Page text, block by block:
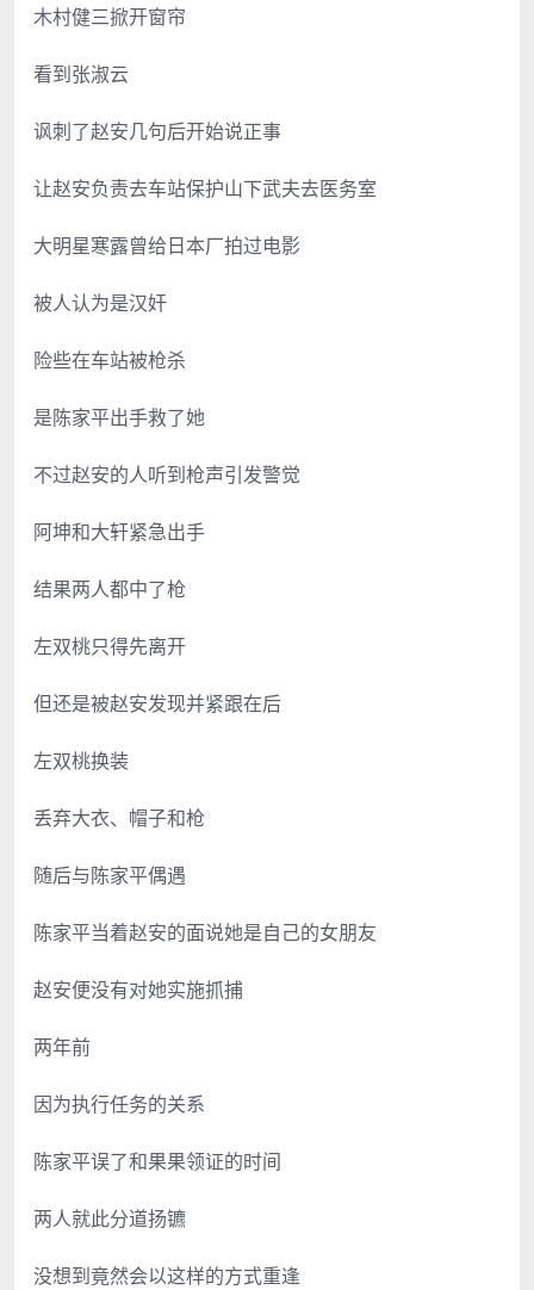
木村健三掀开窗帘
看到张淑云
讽刺了赵安几句后开始说正事
让赵安负责去车站保护山下武夫去医务室
大明星寒露曾给日本厂拍过电影
被人认为是汉奸
险些在车站被枪杀
是陈家平出手救了她
不过赵安的人听到枪声引发警觉
阿坤和大轩紧急出手
结果两人都中了枪
左双桃只得先离开
但还是被赵安发现并紧跟在后
左双桃换装
丢弃大衣、帽子和枪
随后与陈家平偶遇
陈家平当着赵安的面说她是自己的女朋友
赵安便没有对她实施抓捕
两年前
因为执行任务的关系
陈家平误了和果果领证的时间
两人就此分道扬镳
没想到竟然会以这样的方式重逢